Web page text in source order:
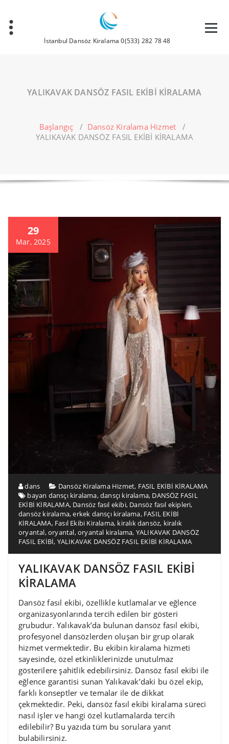
İstanbul Dansöz Kiralama 0(533) 282 78 48
YALIKAVAK DANSÖZ FASIL EKİBİ KİRALAMA
Başlangıç / Dansöz Kiralama Hizmet /
YALIKAVAK DANSÖZ FASIL EKİBİ KİRALAMA
29
Mar, 2025
dans Dansöz Kiralama Hizmet, FASIL EKİBİ KİRALAMA
bayan dansçı kiralama,dansçı kiralama, DANSÖZ FASIL
EKİBİ KİRALAMA, Dansöz fasıl ekibi, Dansöz fasıl ekipleri,
dansöz kiralama,erkek dansçı kiralama, FASIL EKİBİ
KİRALAMA, Fasıl Ekibi Kiralama, kiralık dansöz, kiralık
oryantal,oryantal,oryantal kiralama, YALIKAVAK DANSÖZ
FASIL EKİBİ, YALIKAVAK DANSÖZ FASIL EKİBİ KİRALAMA
YALIKAVAK DANSÖZ FASIL EKİBİ
KİRALAMA
Dansöz fasıl ekibi, özellikle kutlamalar ve eğlence
organizasyonlarında tercih edilen bir gösteri
grubudur. Yalıkavak’da bulunan dansöz fasıl ekibi,
profesyonel dansözlerden oluşan bir grup olarak
hizmet vermektedir. Bu ekibin kiralama hizmeti
sayesinde, özel etkinliklerinizde unutulmaz
gösterilere şahitlik edebilirsiniz. Dansöz fasıl ekibi ile
eğlence garantisi sunan Yalıkavak’daki bu özel ekip,
farklı konseptler ve temalar ile de dikkat
çekmektedir. Peki, dansöz fasıl ekibi kiralama süreci
nasıl işler ve hangi özel kutlamalarda tercih
edilebilir? Bu yazıda tüm bu sorulara yanıt
bulabilirsiniz.